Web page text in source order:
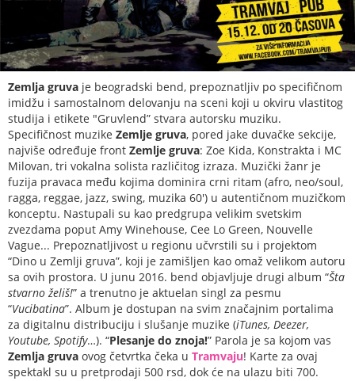
Zemlja gruva je beogradski bend, prepoznatljiv po specifičnom
imidžu i samostalnom delovanju na sceni koji u okviru vlastitog
studija i etikete "Gruvlend” stvara autorsku muziku.
Specifičnost muzike Zemlje gruva, pored jake duvačke sekcije,
najviše određuje front Zemlje gruva: Zoe Kida, Konstrakta i MC
Milovan, tri vokalna solista različitog izraza. Muzički žanr je
fuzija pravaca među kojima dominira crni ritam (afro, neo/soul,
ragga, reggae, jazz, swing, muzika 60') u autentičnom muzičkom
konceptu. Nastupali su kao predgrupa velikim svetskim
zvezdama poput Amy Winehouse, Cee Lo Green, Nouvelle
Vague... Prepoznatljivost u regionu učvrstili su i projektom
“Dino u Zemlji gruva”, koji je zamišljen kao omaž velikom autoru
sa ovih prostora. U junu 2016. bend objavljuje drugi album “Šta
stvarno želiš!” a trenutno je aktuelan singl za pesmu
“Vucibatina”. Album je dostupan na svim značajnim portalima
za digitalnu distribuciju i slušanje muzike (iTunes, Deezer,
Youtube, Spotify…). “Plesanje do znoja!” Parola je sa kojom vas
Zemlja gruva ovog četvrtka čeka u Tramvaju! Karte za ovaj
spektakl su u pretprodaji 500 rsd, dok će na ulazu biti 700.